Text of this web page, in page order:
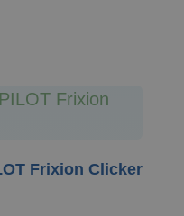
Frixion Clicker